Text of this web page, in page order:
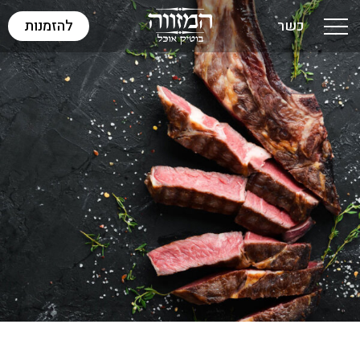
להזמנות
כשר
Toggle navigation